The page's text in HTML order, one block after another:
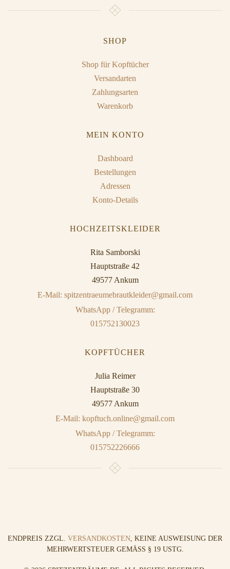
SHOP
Shop für Kopftücher
Versandarten
Zahlungsarten
Warenkorb
MEIN KONTO
Dashboard
Bestellungen
Adressen
Konto-Details
HOCHZEITSKLEIDER
Rita Samborski
Hauptstraße 42
49577 Ankum
E-Mail: spitzentraeumebrautkleider@gmail.com
WhatsApp / Telegramm:
015752130023
KOPFTÜCHER
Julia Reimer
Hauptstraße 30
49577 Ankum
E-Mail: kopftuch.online@gmail.com
WhatsApp / Telegramm:
015752226666
ENDPREIS ZZGL. VERSANDKOSTEN, KEINE AUSWEISUNG DER
MEHRWERTSTEUER GEMÄSS § 19 USTG.